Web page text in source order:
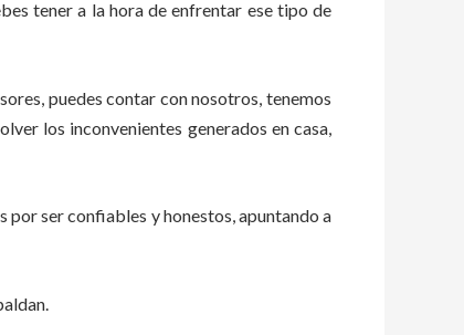
tener a la hora de enfrentar ese tipo de
puedes contar con nosotros, tenemos
los inconvenientes generados en casa,
ser confiables y honestos, apuntando a